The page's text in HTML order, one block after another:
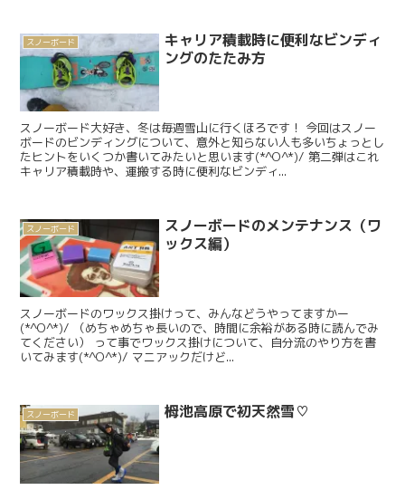
スノーボード
キャリア積載時に便利なビンディ
ングのたたみ方
スノーボード大好き、冬は毎週雪山に行くほろです！ 今回はスノー
ボードのビンディングについて、意外と知らない人も多いちょっとし
たヒントをいくつか書いてみたいと思います(*^O^*)/ 第二弾はこれ
キャリア積載時や、運搬する時に便利なビンディ...
スノーボード
スノーボードのメンテナンス（ワ
ックス編）
スノーボードのワックス掛けって、みんなどうやってますかー
(*^O^*)/ （めちゃめちゃ長いので、時間に余裕がある時に読んでみ
てください） って事でワックス掛けについて、自分流のやり方を書
いてみます(*^O^*)/ マニアックだけど...
スノーボード 栂池高原で初天然雪♡